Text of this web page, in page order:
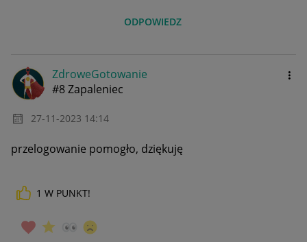
ODPOWIEDZ
ZdroweGotowanie
#8 Zapaleniec
‎27-11-2023 14:14
przelogowanie pomogło, dziękuję
1 W PUNKT!